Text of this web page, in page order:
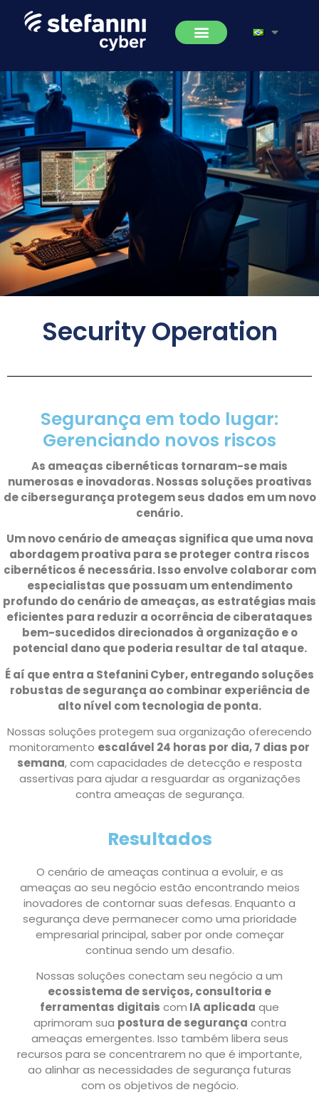
Security Operation
Segurança em todo lugar:
Gerenciando novos riscos
As ameaças cibernéticas tornaram-se mais
numerosas e inovadoras. Nossas soluções proativas
de cibersegurança protegem seus dados em um novo
cenário.
Um novo cenário de ameaças significa que uma nova
abordagem proativa para se proteger contra riscos
cibernéticos é necessária. Isso envolve colaborar com
especialistas que possuam um entendimento
profundo do cenário de ameaças, as estratégias mais
eficientes para reduzir a ocorrência de ciberataques
bem-sucedidos direcionados à organização e o
potencial dano que poderia resultar de tal ataque.
É aí que entra a Stefanini Cyber, entregando soluções
robustas de segurança ao combinar experiência de
alto nível com tecnologia de ponta.
Nossas soluções protegem sua organização oferecendo
monitoramento escalável 24 horas por dia, 7 dias por
semana, com capacidades de detecção e resposta
assertivas para ajudar a resguardar as organizações
contra ameaças de segurança.
Resultados
O cenário de ameaças continua a evoluir, e as
ameaças ao seu negócio estão encontrando meios
inovadores de contornar suas defesas. Enquanto a
segurança deve permanecer como uma prioridade
empresarial principal, saber por onde começar
continua sendo um desafio.
Nossas soluções conectam seu negócio a um
ecossistema de serviços, consultoria e
ferramentas digitais com IA aplicada que
aprimoram sua postura de segurança contra
ameaças emergentes. Isso também libera seus
recursos para se concentrarem no que é importante,
ao alinhar as necessidades de segurança futuras
com os objetivos de negócio.